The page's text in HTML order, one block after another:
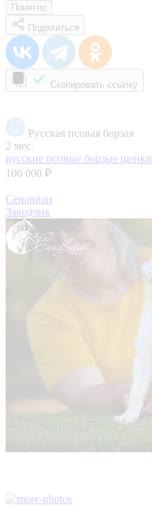
Понятно
Поделиться
Скопировать ссылку
Русская псовая борзая
2 мес.
русские псовые борзые щенки
100 000 ₽
Сенавиан
Заводчик